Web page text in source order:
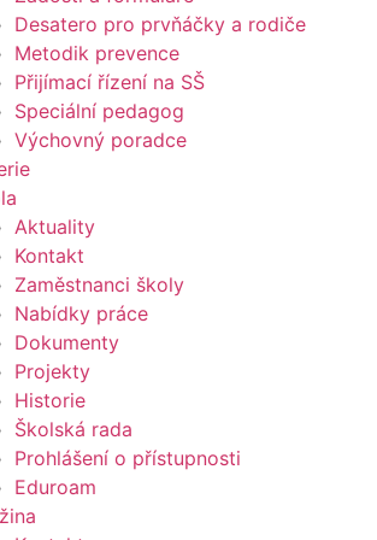
Desatero pro prvňáčky a rodiče
Metodik prevence
Přijímací řízení na SŠ
Speciální pedagog
Výchovný poradce
Aktuality
Kontakt
Zaměstnanci školy
Nabídky práce
Dokumenty
Projekty
Historie
Školská rada
Prohlášení o přístupnosti
Eduroam